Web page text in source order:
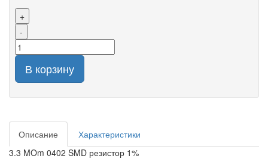
+
-
В корзину
Описание
Характеристики
3.3 MOm 0402 SMD резистор 1%